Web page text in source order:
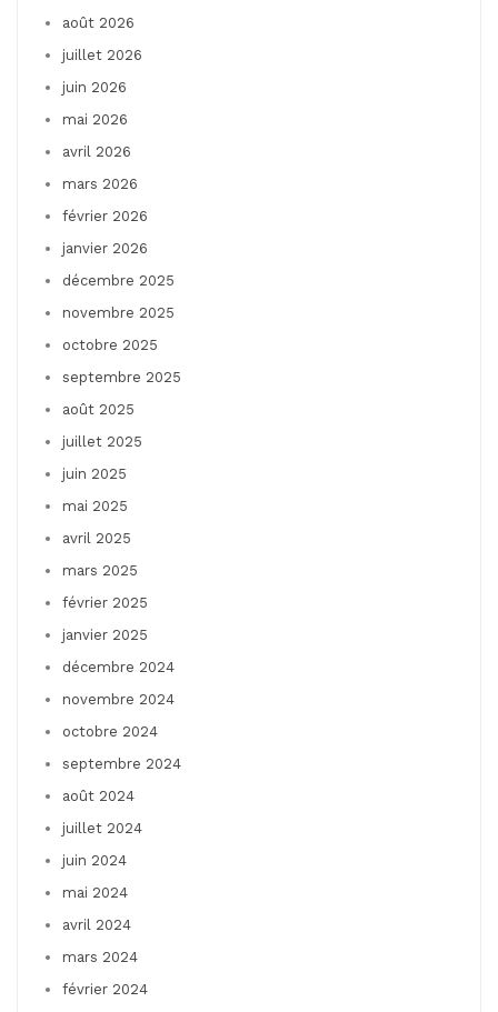
août 2026
juillet 2026
juin 2026
mai 2026
avril 2026
mars 2026
février 2026
janvier 2026
décembre 2025
novembre 2025
octobre 2025
septembre 2025
août 2025
juillet 2025
juin 2025
mai 2025
avril 2025
mars 2025
février 2025
janvier 2025
décembre 2024
novembre 2024
octobre 2024
septembre 2024
août 2024
juillet 2024
juin 2024
mai 2024
avril 2024
mars 2024
février 2024